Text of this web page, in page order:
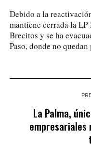
Debido a la
mantiene cerrada la
Brecitos y se ha
Paso, donde no
La Palma,